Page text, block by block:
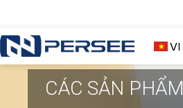
VI
CÁC SẢN PHẨM